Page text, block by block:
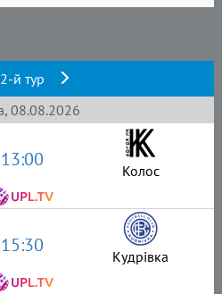
2-й тур
08.08.2026
13:00 Колос
15:30 Кудрівка